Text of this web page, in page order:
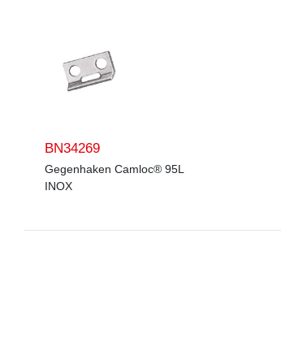
BN34269
Gegenhaken Camloc® 95L
INOX